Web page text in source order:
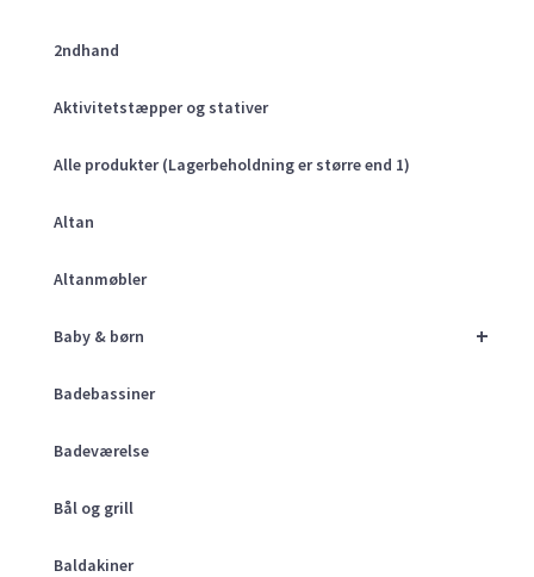
2ndhand
Aktivitetstæpper og stativer
Alle produkter (Lagerbeholdning er større end 1)
Altan
Altanmøbler
+
Baby & børn
Badebassiner
Badeværelse
Bål og grill
Baldakiner